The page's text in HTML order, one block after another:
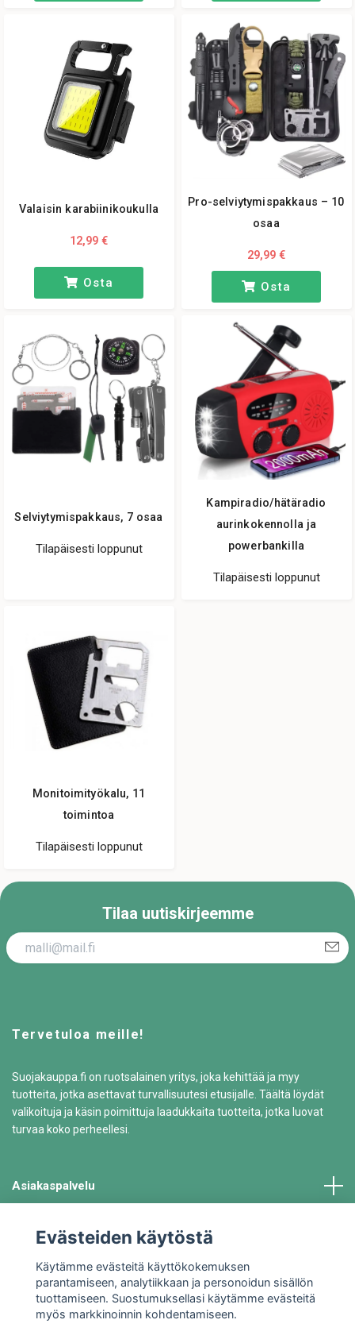
Valaisin karabiinikoukulla
12,99 €
Osta
Pro-selviytymispakkaus – 10
osaa
29,99 €
Osta
Selviytymispakkaus, 7 osaa
Tilapäisesti loppunut
Kampiradio/hätäradio
aurinkokennolla ja
powerbankilla
Tilapäisesti loppunut
Monitoimityökalu, 11
toimintoa
Tilapäisesti loppunut
Tilaa uutiskirjeemme
Tervetuloa meille!
Suojakauppa.fi on ruotsalainen yritys, joka kehittää ja myy
tuotteita, jotka asettavat turvallisuutesi etusijalle. Täältä löydät
valikoituja ja käsin poimittuja laadukkaita tuotteita, jotka luovat
turvaa koko perheellesi.
Asiakaspalvelu
TiedotEvästeiden käytöstä
Käytämme evästeitä käyttökokemuksen
parantamiseen, analytiikkaan ja personoidun sisällön
tuottamiseen. Suostumuksellasi käytämme evästeitä
myös markkinoinnin kohdentamiseen.